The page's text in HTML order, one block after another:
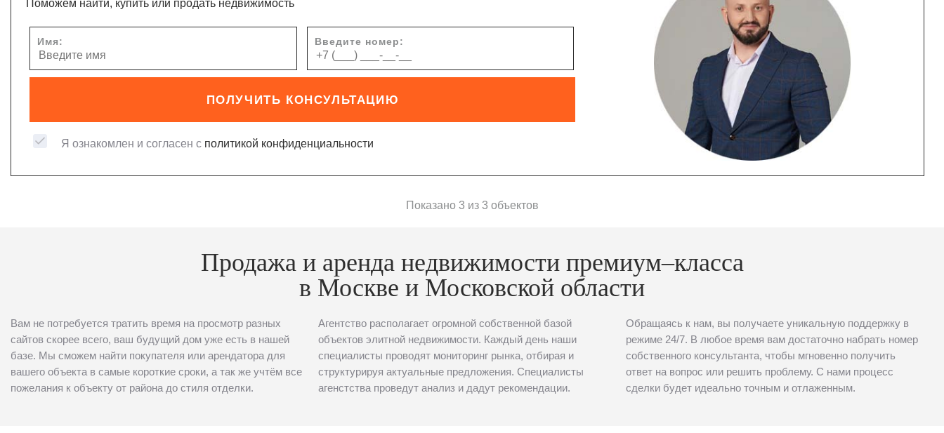
Поможем найти, купить или продать недвижимость
Имя: Введите номер:
ПОЛУЧИТЬ КОНСУЛЬТАЦИЮ
Я ознакомлен и согласен с политикой конфиденциальности
Показано 3 из 3 объектов
Продажа и аренда недвижимости премиум–класса
в Москве и Московской области
Вам не потребуется тратить время на просмотр разных
сайтов скорее всего, ваш будущий дом уже есть в нашей
базе. Мы сможем найти покупателя или арендатора для
вашего объекта в самые короткие сроки, а так же учтём все
пожелания к объекту от района до стиля отделки.
Агентство располагает огромной собственной базой
объектов элитной недвижимости. Каждый день наши
специалисты проводят мониторинг рынка, отбирая и
структурируя актуальные предложения. Специалисты
агенстства проведут анализ и дадут рекомендации.
Обращаясь к нам, вы получаете уникальную поддержку в
режиме 24/7. В любое время вам достаточно набрать номер
собственного консультанта, чтобы мгновенно получить
ответ на вопрос или решить проблему. С нами процесс
сделки будет идеально точным и отлаженным.